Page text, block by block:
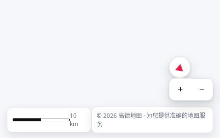
+ −
10
km
© 2026 高德地图 · 为您提供准确的地图服
务